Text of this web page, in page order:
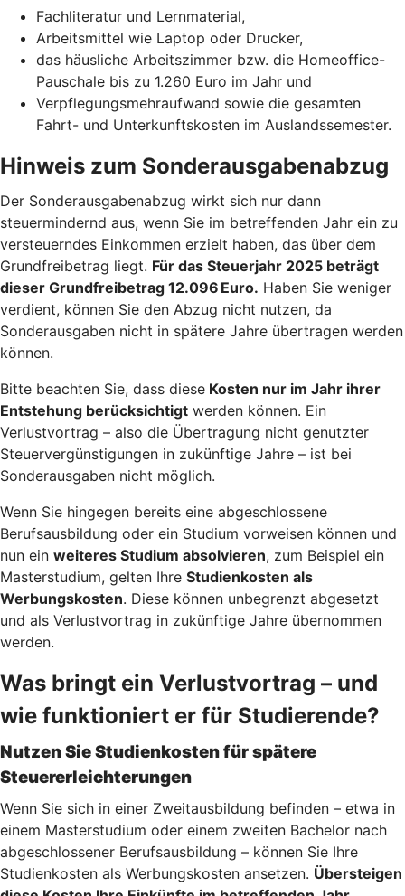
Fachliteratur und Lernmaterial,
Arbeitsmittel wie Laptop oder Drucker,
das häusliche Arbeitszimmer bzw. die Homeoffice-
Pauschale bis zu 1.260 Euro im Jahr und
Verpflegungsmehraufwand sowie die gesamten
Fahrt- und Unterkunftskosten im Auslandssemester.
Hinweis zum Sonderausgabenabzug
Der Sonderausgabenabzug wirkt sich nur dann
steuermindernd aus, wenn Sie im betreffenden Jahr ein zu
versteuerndes Einkommen erzielt haben, das über dem
Grundfreibetrag liegt. Für das Steuerjahr 2025 beträgt
dieser Grundfreibetrag 12.096 Euro. Haben Sie weniger
verdient, können Sie den Abzug nicht nutzen, da
Sonderausgaben nicht in spätere Jahre übertragen werden
können.
Bitte beachten Sie, dass diese Kosten nur im Jahr ihrer
Entstehung berücksichtigt werden können. Ein
Verlustvortrag – also die Übertragung nicht genutzter
Steuervergünstigungen in zukünftige Jahre – ist bei
Sonderausgaben nicht möglich.
Wenn Sie hingegen bereits eine abgeschlossene
Berufsausbildung oder ein Studium vorweisen können und
nun ein weiteres Studium absolvieren, zum Beispiel ein
Masterstudium, gelten Ihre Studienkosten als
Werbungskosten. Diese können unbegrenzt abgesetzt
und als Verlustvortrag in zukünftige Jahre übernommen
werden.
Was bringt ein Verlustvortrag – und
wie funktioniert er für Studierende?
Nutzen Sie Studienkosten für spätere
Steuererleichterungen
Wenn Sie sich in einer Zweitausbildung befinden – etwa in
einem Masterstudium oder einem zweiten Bachelor nach
abgeschlossener Berufsausbildung – können Sie Ihre
Studienkosten als Werbungskosten ansetzen. Übersteigen